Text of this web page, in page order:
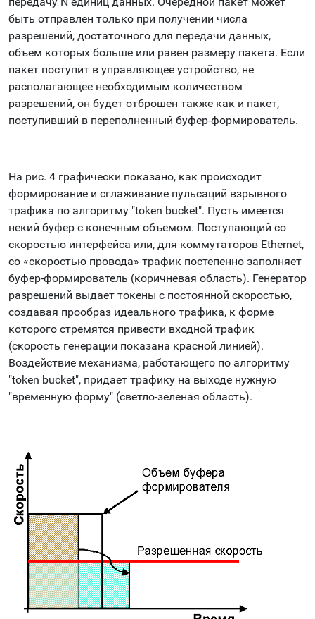
быть отправлен только при получении числа
разрешений, достаточного для передачи данных,
объем которых больше или равен размеру пакета. Если
пакет поступит в управляющее устройство, не
располагающее необходимым количеством
разрешений, он будет отброшен также как и пакет,
поступивший в переполненный буфер-формирователь.
На рис. 4 графически показано, как происходит
формирование и сглаживание пульсаций взрывного
трафика по алгоритму "token bucket". Пусть имеется
некий буфер с конечным объемом. Поступающий со
скоростью интерфейса или, для коммутаторов Ethernet,
со «скоростью провода» трафик постепенно заполняет
буфер-формирователь (коричневая область). Генератор
разрешений выдает токены с постоянной скоростью,
создавая прообраз идеального трафика, к форме
которого стремятся привести входной трафик
(скорость генерации показана красной линией).
Воздействие механизма, работающего по алгоритму
"token bucket", придает трафику на выходе нужную
"временную форму" (светло-зеленая область).